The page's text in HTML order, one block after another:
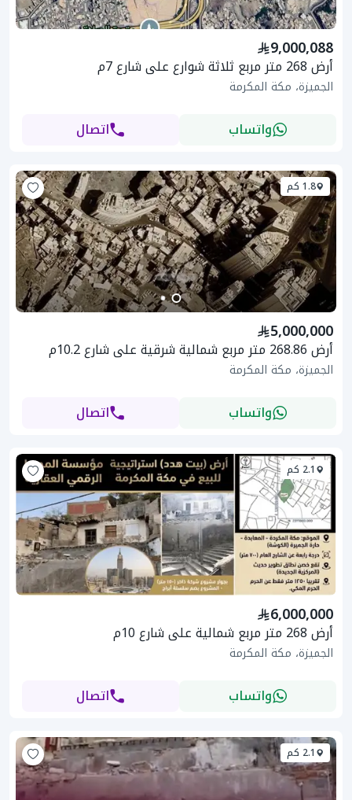
9,000,088
أرض 268 متر مربع ثلاثة شوارع على شارع 7م
الجميزة، مكة المكرمة
واتساب اتصال
1.8 كم
5,000,000
أرض 268.86 متر مربع شمالية شرقية على شارع 10.2م
الجميزة، مكة المكرمة
واتساب اتصال
2.1 كم
6,000,000
أرض 268 متر مربع شمالية على شارع 10م
الجميزة، مكة المكرمة
واتساب اتصال
2.1 كم